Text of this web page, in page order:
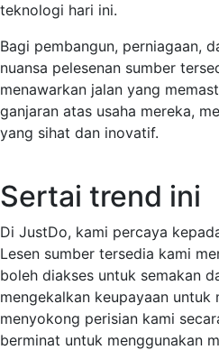
teknologi hari ini.
Bagi pembangun, perniagaan,
nuansa pelesenan sumber
menawarkan jalan yang
ganjaran atas usaha mereka,
yang sihat dan inovatif.
Sertai trend ini
Di JustDo, kami percaya
Lesen sumber tersedia kami
boleh diakses untuk semakan
mengekalkan keupayaan untuk
menyokong perisian kami
berminat untuk menggunakan